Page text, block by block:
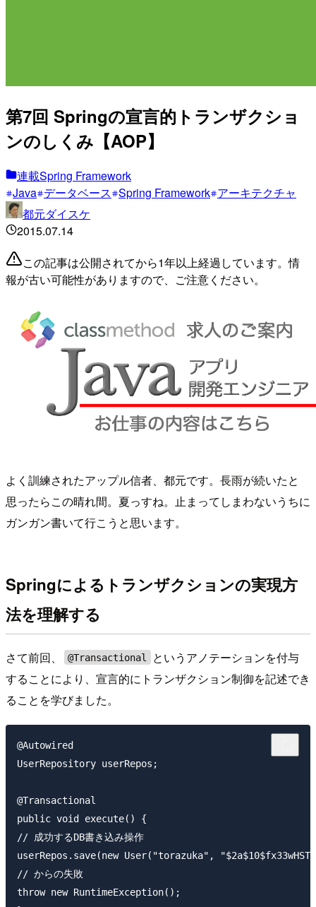
第7回 Springの宣言的トランザクショ
ンのしくみ【AOP】
連載Spring Framework
Java データベース Spring Framework アーキテクチャ
都元ダイスケ
2015.07.14
この記事は公開されてから1年以上経過しています。情
報が古い可能性がありますので、ご注意ください。
よく訓練されたアップル信者、都元です。長雨が続いたと
思ったらこの晴れ間。夏っすね。止まってしまわないうちに
ガンガン書いて行こうと思います。
Springによるトランザクションの実現方
法を理解する
さて前回、 @Transactional
というアノテーションを付与
することにより、宣言的にトランザクション制御を記述でき
ることを学びました。
@Autowired
UserRepository userRepos;
@Transactional
public void execute() {
// 成功するDB書き込み操作
userRepos.save(new User("torazuka",
// からの失敗
throw new RuntimeException();